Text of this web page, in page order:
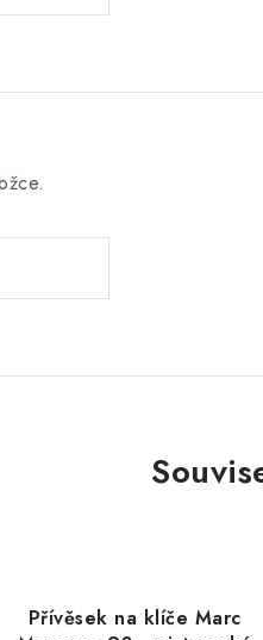
Přívěsek na klíče Marc